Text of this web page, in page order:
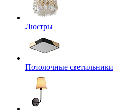
Люстры
Потолочные светильники